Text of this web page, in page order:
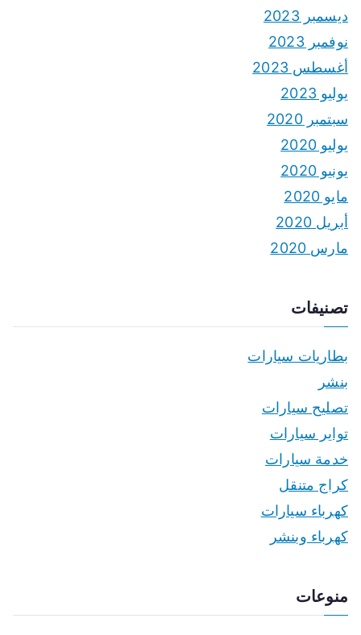
ديسمبر 2023
نوفمبر 2023
أغسطس 2023
يوليو 2023
سبتمبر 2020
يوليو 2020
يونيو 2020
مايو 2020
أبريل 2020
مارس 2020
تصنيفات
بطاريات سيارات
بنشر
تصليح سيارات
تواير سيارات
خدمة سيارات
كراج متنقل
كهرباء سيارات
كهرباء وبنشر
منوعات